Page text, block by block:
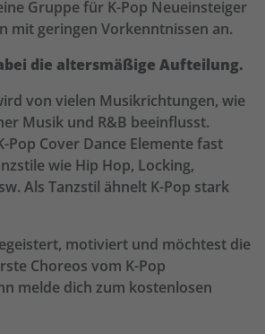
Gruppe für K-Pop Neueinsteiger
mit geringen Vorkenntnissen an.
die altersmäßige Aufteilung.
von vielen Musikrichtungen, wie
Musik und R&B beeinflusst.
Pop Cover Dance Elemente fast
wie Hip Hop, Locking,
Als Tanzstil ähnelt K-Pop stark
motiviert und möchtest die
Choreos vom K-Pop
melde dich zum kostenlosen